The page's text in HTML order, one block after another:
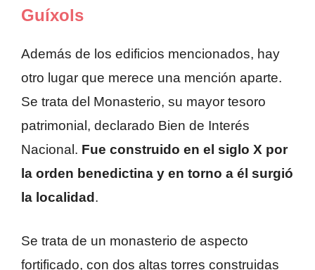
Guíxols
Además de los edificios mencionados, hay
otro lugar que merece una mención aparte.
Se trata del Monasterio, su mayor tesoro
patrimonial, declarado Bien de Interés
Nacional. Fue construido en el siglo X por
la orden benedictina y en torno a él surgió
la localidad.
Se trata de un monasterio de aspecto
fortificado, con dos altas torres construidas